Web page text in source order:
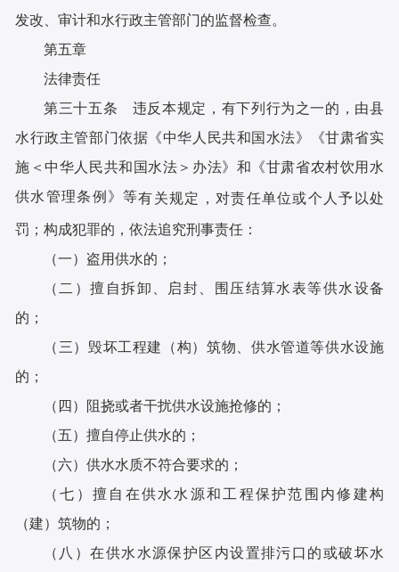
发改、审计和水行政主管部门的监督检查。
第五章
法律责任
第三十五条 违反本规定，有下列行为之一的，由县
水行政主管部门依据《中华人民共和国水法》《甘肃省实
施＜中华人民共和国水法＞办法》和《甘肃省农村饮用水
供水管理条例》等有关规定，对责任单位或个人予以处
罚；构成犯罪的，依法追究刑事责任：
（一）盗用供水的；
（二）擅自拆卸、启封、围压结算水表等供水设备
的；
（三）毁坏工程建（构）筑物、供水管道等供水设施
的；
（四）阻挠或者干扰供水设施抢修的；
（五）擅自停止供水的；
（六）供水水质不符合要求的；
（七）擅自在供水水源和工程保护范围内修建构
（建）筑物的；
（八）在供水水源保护区内设置排污口的或破坏水